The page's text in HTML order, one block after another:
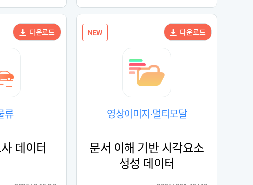
수
수
등
록
수
류
데이터
다운로드 NEW
영상이미지·멀티모달
문서 이해 기반 시각요소
생성 데이터
다운로드